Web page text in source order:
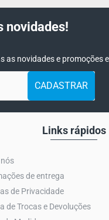
novidades!
as novidades e promoções
CADASTRAR
Links rápidos
de entrega
de Privacidade
de Trocas e Devoluções